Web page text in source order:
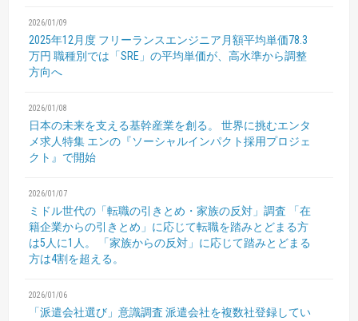
2026/01/09
2025年12月度 フリーランスエンジニア月額平均単価78.3
万円 職種別では「SRE」の平均単価が、高水準から調整
方向へ
2026/01/08
日本の未来を支える基幹産業を創る。
世界に挑むエンタ
メ求人特集 エンの『ソーシャルインパクト採用プロジェ
クト』で開始
2026/01/07
ミドル世代の「転職の引きとめ・家族の反対」調査 「在
籍企業からの引きとめ」に応じて転職を踏みとどまる方
は5人に1人。
「家族からの反対」に応じて踏みとどまる
方は4割を超える。
2026/01/06
「派遣会社選び」意識調査 派遣会社を複数社登録してい